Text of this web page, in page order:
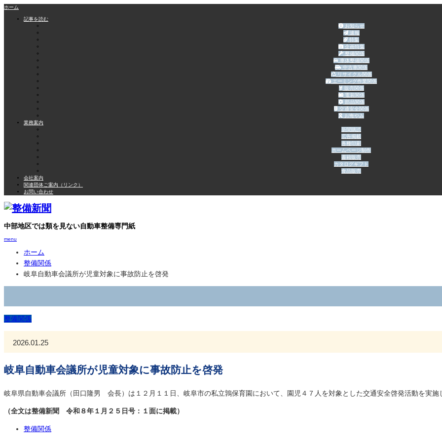
ホーム
記事を読む
お知らせ
速報
特集
企画特集
整備関係
車体整備関係
中古車関係
リサイクル関係
エーミング作業関係
販売関係
電装関係
部品関係
交通安全関係
お悔やみ
業務案内
新聞購読
広告掲載
各種印刷
ホームページ制作
書籍販売
カタログギフト
食品販売
会社案内
関連団体ご案内（リンク）
お問い合わせ
中部地区では類を見ない自動車整備専門紙
menu
ホーム
整備関係
岐阜自動車会議所が児童対象に事故防止を啓発
整備関係
2026.01.25
岐阜自動車会議所が児童対象に事故防止を啓発
岐阜県自動車会議所（田口隆男 会長）は１２月１１日、岐阜市の私立鶉保育園において、園児４７人を対象とした交通安全啓発活動を実施
（全文は整備新聞 令和８年１月２５日号：１面に掲載）
整備関係